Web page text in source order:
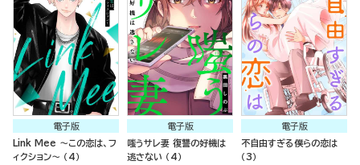
電子版
Link Mee ～この恋は、フ
ィクション～ （4）
電子版
嗤うサレ妻 復讐の好機は
逃さない （4）
電子版
不自由すぎる僕らの恋は
（3）